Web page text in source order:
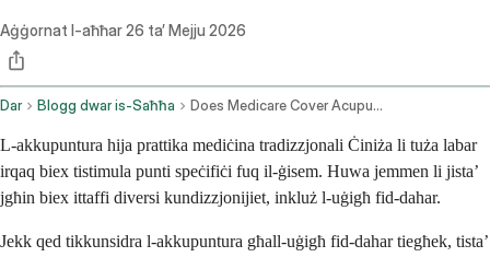
Aġġornat l-aħħar26 ta’ Mejju 2026
Dar Blogg dwar is-Saħħa Does Medicare Cover Acupuncture
L-akkupuntura hija prattika mediċina tradizzjonali Ċiniża li tuża labar
irqaq biex tistimula punti speċifiċi fuq il-ġisem. Huwa jemmen li jista’
jgħin biex ittaffi diversi kundizzjonijiet, inkluż l-uġigħ fid-dahar.
Jekk qed tikkunsidra l-akkupuntura għall-uġigħ fid-dahar tiegħek, tista’